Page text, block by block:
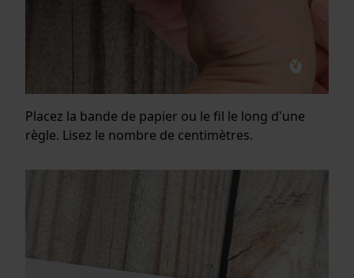
Placez la bande de papier ou le fil le long d'une
règle. Lisez le nombre de centimètres.